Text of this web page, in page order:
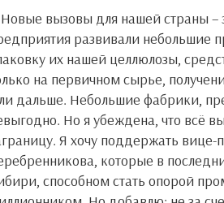
Новые вызовы для нашей страны – это не только проблемы, но и возможности. Хотелось бы, чтобы наши
развивали небольшие
их нашей целлюлозы,
на первичном сырье,
дальше. Небольшие фабрики,
Но я убеждена, что всё
Я хочу поддержать
которые в
способном стать опорой